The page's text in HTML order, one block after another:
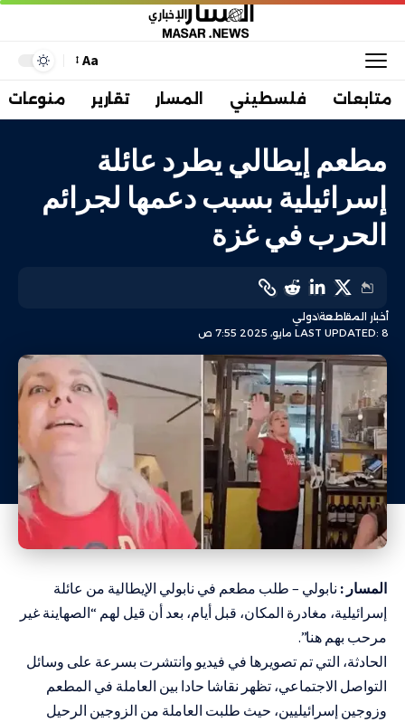
Aa
متابعات فلسطيني المسار تقارير منوعات
مطعم إيطالي يطرد عائلة
إسرائيلية بسبب دعمها لجرائم
الحرب في غزة
LAST UPDATED: 8 مايو، 2025 7:55 ص
أخبار المقاطعةدولي
المسار : نابولي – طلب مطعم في نابولي الإيطالية من عائلة
إسرائيلية، مغادرة المكان، قبل أيام، بعد أن قيل لهم “الصهاينة غير
مرحب بهم هنا”.
الحادثة، التي تم تصويرها في فيديو وانتشرت بسرعة على وسائل
التواصل الاجتماعي، تظهر نقاشا حادا بين العاملة في المطعم
وزوجين إسرائيليين، حيث طلبت العاملة من الزوجين الرحيل